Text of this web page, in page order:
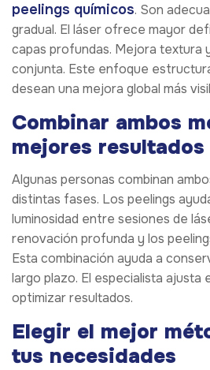
peelings químicos. Son
gradual. El láser ofrece mayor
capas profundas. Mejora textura
conjunta. Este enfoque
desean una mejora global más
Combinar ambos
mejores resultados
Algunas personas combinan
distintas fases. Los peelings
luminosidad entre sesiones de
renovación profunda y los
Esta combinación ayuda a
largo plazo. El especialista ajusta
optimizar resultados.
Elegir el mejor
tus necesidades